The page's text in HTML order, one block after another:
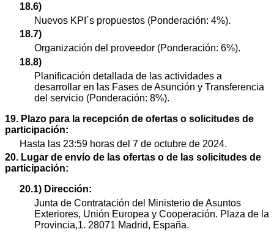
18.6)
Nuevos KPI´s propuestos (Ponderación: 4%).
18.7)
Organización del proveedor (Ponderación: 6%).
18.8)
Planificación detallada de las actividades a
desarrollar en las Fases de Asunción y Transferencia
del servicio (Ponderación: 8%).
19. Plazo para la recepción de ofertas o solicitudes de
participación:
Hasta las 23:59 horas del 7 de octubre de 2024.
20. Lugar de envío de las ofertas o de las solicitudes de
participación:
20.1) Dirección:
Junta de Contratación del Ministerio de Asuntos
Exteriores, Unión Europea y Cooperación. Plaza de la
Provincia,1. 28071 Madrid, España.